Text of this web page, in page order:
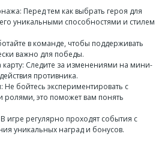
Перед тем как выбрать героя для
уникальными способностями и стилем
в команде, чтобы поддерживать
важно для победы.
Следите за изменениями на мини-
противника.
бойтесь экспериментировать с
это поможет вам понять
В игре регулярно проходят события с
уникальных наград и бонусов.